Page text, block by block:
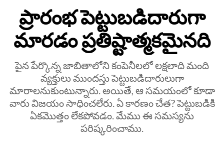
ప్రారంభ పెట్టుబడిదారుగా
మారడం ప్రతిష్టాత్మకమైనది
పైన పేర్కొన్న జాబితాలోని కంపెనీలలో లక్షలాది మంది
వ్యక్తులు ముందస్తు పెట్టుబడిదారులుగా
మారాలనుకుంటున్నారు. అయితే, ఆ సమయంలో కూడా
వారు విజయం సాధించలేరు. ఏ కారణం చేత? పెట్టుబడికి
ఏకమొత్తం లేకపోవడం. మేము ఈ సమస్యను
పరిష్కరించాము.